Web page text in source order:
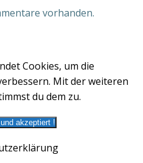
vorhanden.
Süßwasseranglerverband
WordPress and
Cookies, um die
Mit der weiteren
du dem zu.
akzeptiert !